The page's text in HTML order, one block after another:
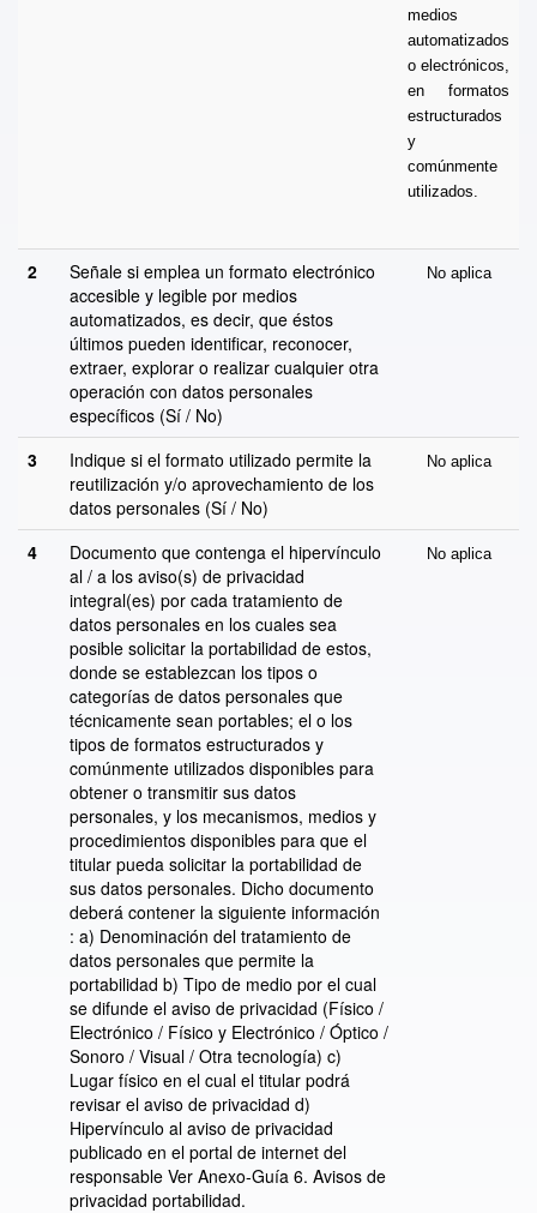
medios
automatizados
o electrónicos,
en formatos
estructurados
y
comúnmente
utilizados.
2
Señale si emplea un formato electrónico
accesible y legible por medios
automatizados, es decir, que éstos
últimos pueden identificar, reconocer,
extraer, explorar o realizar cualquier otra
operación con datos personales
específicos (Sí / No)
No aplica
3
Indique si el formato utilizado permite la
reutilización y/o aprovechamiento de los
datos personales (Sí / No)
No aplica
4
Documento que contenga el hipervínculo
al / a los aviso(s) de privacidad
integral(es) por cada tratamiento de
datos personales en los cuales sea
posible solicitar la portabilidad de estos,
donde se establezcan los tipos o
categorías de datos personales que
técnicamente sean portables; el o los
tipos de formatos estructurados y
comúnmente utilizados disponibles para
obtener o transmitir sus datos
personales, y los mecanismos, medios y
procedimientos disponibles para que el
titular pueda solicitar la portabilidad de
sus datos personales. Dicho documento
deberá contener la siguiente información
: a) Denominación del tratamiento de
datos personales que permite la
portabilidad b) Tipo de medio por el cual
se difunde el aviso de privacidad (Físico /
Electrónico / Físico y Electrónico / Óptico /
Sonoro / Visual / Otra tecnología) c)
Lugar físico en el cual el titular podrá
revisar el aviso de privacidad d)
Hipervínculo al aviso de privacidad
publicado en el portal de internet del
responsable Ver Anexo-Guía 6. Avisos de
privacidad portabilidad.
No aplica